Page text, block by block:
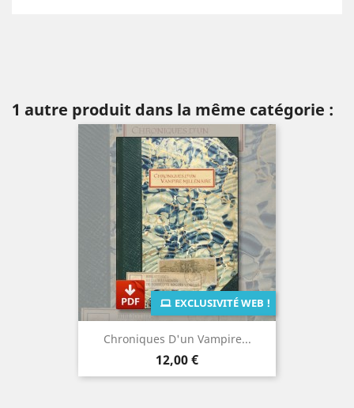
1 autre produit dans la même catégorie :
Chroniques D'un Vampire...
Prix
12,00 €
EXCLUSIVITÉ WEB !